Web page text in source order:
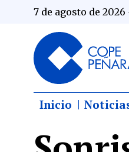
7 de agosto de 2026
Inicio